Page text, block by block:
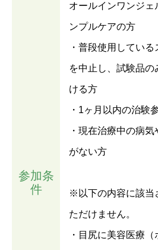
参加条
件
オールインワンジ
ンプルケアの方
・普段使用してい
を中止し、試験品
ける方
・1ヶ月以内の治験
・現在治療中の病
がない方
※以下の内容に該当
ただけません。
・目尻に美容医療